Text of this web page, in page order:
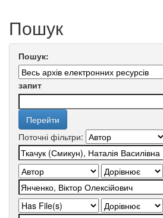
Пошук
Пошук:
запит
Поточні фільтри: